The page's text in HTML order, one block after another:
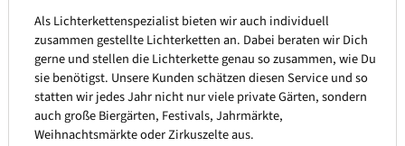
Als Lichterkettenspezialist bieten wir auch individuell
zusammen gestellte Lichterketten an. Dabei beraten wir Dich
gerne und stellen die Lichterkette genau so zusammen, wie Du
sie benötigst. Unsere Kunden schätzen diesen Service und so
statten wir jedes Jahr nicht nur viele private Gärten, sondern
auch große Biergärten, Festivals, Jahrmärkte,
Weihnachtsmärkte oder Zirkuszelte aus.